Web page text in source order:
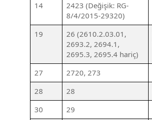
14
2423 (Değişik: RG-
8/4/2015-29320)
19
26 (2610.2.03.01,
2693.2, 2694.1,
2695.3, 2695.4 hariç)
27 2720, 273
28
28
30
29